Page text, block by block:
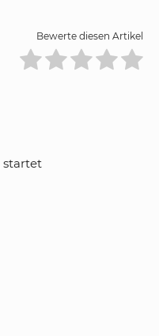
Bewerte diesen Artikel
startet